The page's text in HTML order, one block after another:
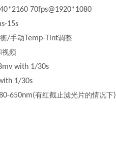
70fps@1920*1080
15s
/手动 Temp-Tint调整
视频
with 1/30s
1/30s
650nm(有红截止滤光片的情况下)